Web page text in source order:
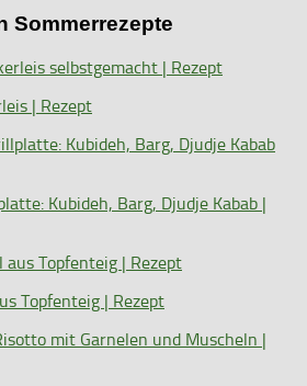
Sommerrezepte
| Rezept
Kubideh, Barg, Djudje Kabab |
Topfenteig | Rezept